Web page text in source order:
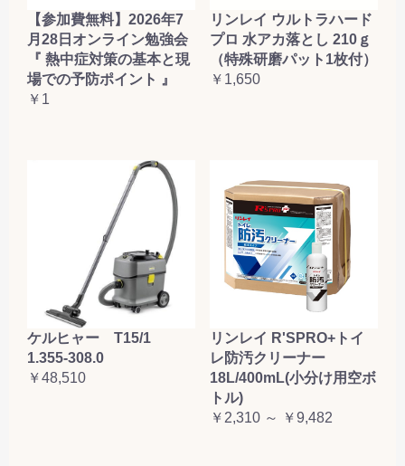
【参加費無料】2026年7
月28日オンライン勉強会
『 熱中症対策の基本と現
場での予防ポイント 』
￥1
リンレイ ウルトラハード
プロ 水アカ落とし 210ｇ
（特殊研磨パット1枚付）
￥1,650
ケルヒャー T15/1
1.355-308.0
￥48,510
リンレイ R'SPRO+トイ
レ防汚クリーナー
18L/400mL(小分け用空ボ
トル)
￥2,310 ～ ￥9,482